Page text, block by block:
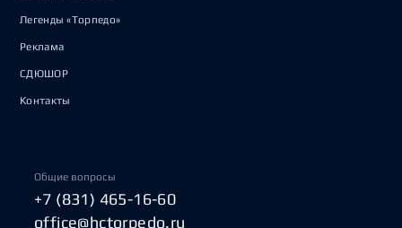
Легенды «Торпедо»
Реклама
СДЮШОР
Контакты
Общие вопросы
+7 (831) 465-16-60
office@hctorpedo.ru